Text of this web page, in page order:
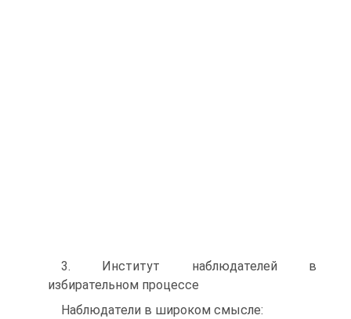
3. Институт наблюдателей в
избирательном процессе
Наблюдатели в широком смысле: